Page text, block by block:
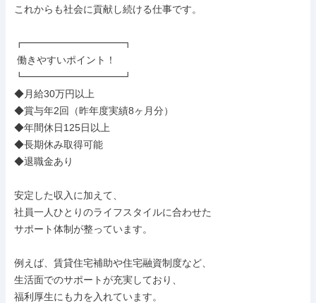
これからも社会に貢献し続ける仕事です。
┏━━━━━━━━━━┓
┗━━━━━━━━━━┛
◆月給30万円以上
◆賞与年2回（昨年度実績8ヶ月分）
◆年間休日125日以上
◆長期休み取得可能
◆退職金あり
安定した収入に加えて、
社員一人ひとりのライフスタイルに合わせた
サポート体制が整っています。
例えば、賃貸住宅補助や住宅融資制度など、
生活面でのサポートが充実しており、
福利厚生にも力を入れています。